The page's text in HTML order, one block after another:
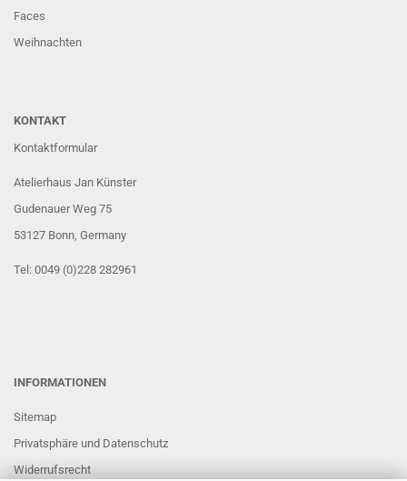
Faces
Weihnachten
KONTAKT
Kontaktformular
Atelierhaus Jan Künster
Gudenauer Weg 75
53127 Bonn, Germany
Tel: 0049 (0)228 282961
INFORMATIONEN
Sitemap
Privatsphäre und Datenschutz
Widerrufsrecht